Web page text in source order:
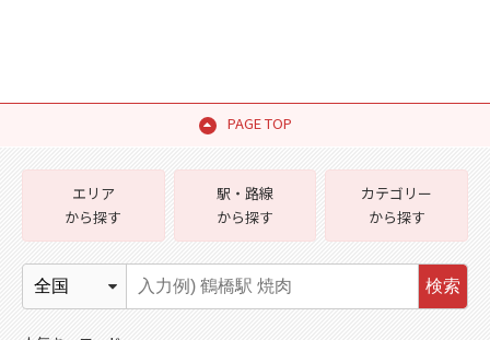
PAGE TOP
エリア
から探す
駅・路線
から探す
カテゴリー
から探す
検索